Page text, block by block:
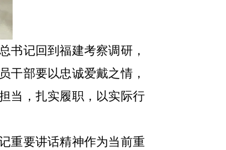
记回到福建考察调研，
干部要以忠诚爱戴之情，
当，扎实履职，以实际行
重要讲话精神作为当前重